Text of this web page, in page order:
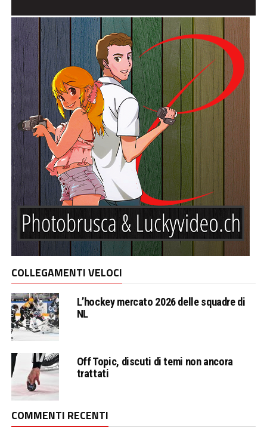
COLLEGAMENTI VELOCI
L’hockey mercato 2026 delle squadre di
NL
Off Topic, discuti di temi non ancora
trattati
COMMENTI RECENTI